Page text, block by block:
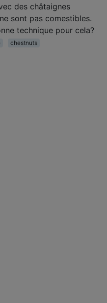
des châtaignes
sont pas comestibles.
technique pour cela?
chestnuts